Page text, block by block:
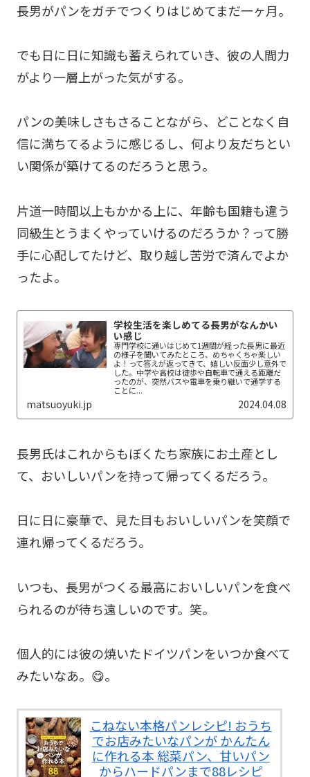
長男がパンをガチでつくりはじめてまだ一ヶ月。
でも日に日に知識も蓄えられていき、彼の人間力
がより一層上がった気がする。
パンの美味しさもさることながら、どことなく自
信に満ちてるように感じるし、何より友だちとい
い関係が築けてるのだろうと思う。
片道一時間以上もかかる上に、年齢も国籍も違う
同級生とうまくやっていけるのだろうか？って勝
手に心配してたけど、取り越し苦労で済んでよか
ったよ。
学校生活を楽しめてる長男がなんかい
い感じ
専門学校に通いはじめて1週間が経った長男に最近
の様子を聞いてみたところ、めちゃくちゃ楽しい
よ！って答えが返ってきて、嬉しい反面少し意外で
した。中学や高校は徒歩や自転車で通える距離だ
ったのが、突然バスや電車を乗り継いで通学する
ことに...
matsuoyuki.jp 2024.04.08
長男氏はこれからもぼくたち家族にお土産とし
て、おいしいパンを持って帰ってくるだろう。
日に日に豪華で、見た目もおいしいパンを笑顔で
連れ帰ってくるだろう。
いつも、長男がつくる最高においしいパンを食べ
られるのが待ち遠しいのです。笑。
個人的には彼の焼いたドイツパンをいつか食べて
みたいなあ。😋。
こねない本格パンレシピ! おうち
でお店みたいなパンが かんたん
に作れる本 総菜パン、甘いパン
からハードパンまで88レシピ